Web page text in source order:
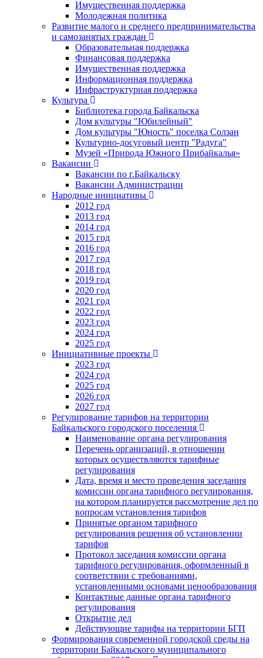
Имущественная поддержка
Молодежная политика
Развитие малого и среднего предпринимательства
и самозанятых граждан
Образовательная поддержка
Финансовая поддержка
Имущественная поддержка
Информационная поддержка
Инфраструктурная поддержка
Культура
Библиотека города Байкальска
Дом культуры "Юбилейный"
Дом культуры "Юность" поселка Солзан
Культурно-досуговый центр "Радуга"
Музей «Природа Южного Прибайкалья»
Вакансии
Вакансии по г.Байкальску
Вакансии Администрации
Народные инициативы
2012 год
2013 год
2014 год
2015 год
2016 год
2017 год
2018 год
2019 год
2020 год
2021 год
2022 год
2023 год
2024 год
2025 год
Инициативные проекты
2023 год
2024 год
2025 год
2026 год
2027 год
Регулирование тарифов на территории
Байкальского городского поселения
Наименование органа регулирования
Перечень организаций, в отношении
которых осуществляются тарифные
регулирования
Дата, время и место проведения заседания
комиссии органа тарифного регулирования,
на котором планируется рассмотрение дел по
вопросам установления тарифов
Принятые органом тарифного
регулирования решения об установлении
тарифов
Протокол заседания комиссии органа
тарифного регулирования, оформленный в
соответствии с требованиями,
установленными основами ценообразования
Контактные данные органа тарифного
регулирования
Открытие дел
Действующие тарифы на территории БГП
Формирования современной городской среды на
территории Байкальского муниципального